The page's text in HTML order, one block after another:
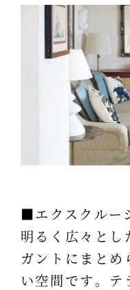
■エクスクルー
明るく広々とし
ガントにまとめ
い空間です。テ